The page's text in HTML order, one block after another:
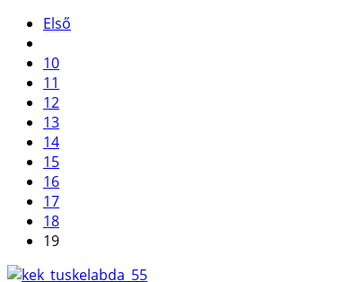
Első
10
11
12
13
14
15
16
17
18
19